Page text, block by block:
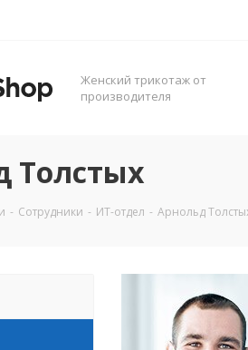
Женский трикотаж от
производителя
Толстых
- Сотрудники - ИТ-отдел - Арнольд